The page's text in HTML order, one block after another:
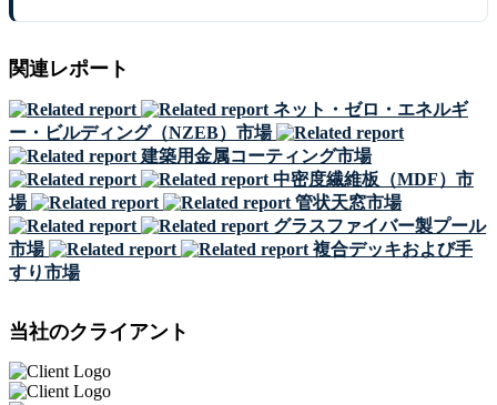
関連レポート
ネット・ゼロ・エネルギ
ー・ビルディング（NZEB）市場
建築用金属コーティング市場
中密度繊維板（MDF）市
場
管状天窓市場
グラスファイバー製プール
市場
複合デッキおよび手
すり市場
当社のクライアント